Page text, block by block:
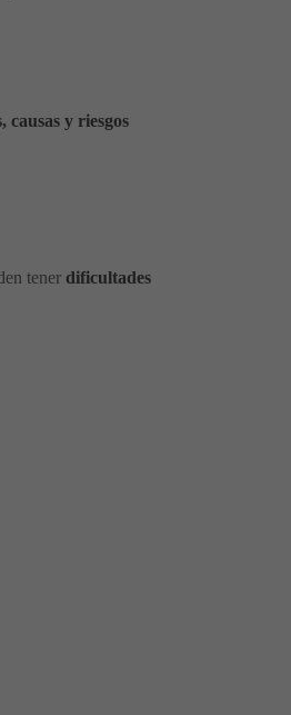
causas y riesgos
tener dificultades